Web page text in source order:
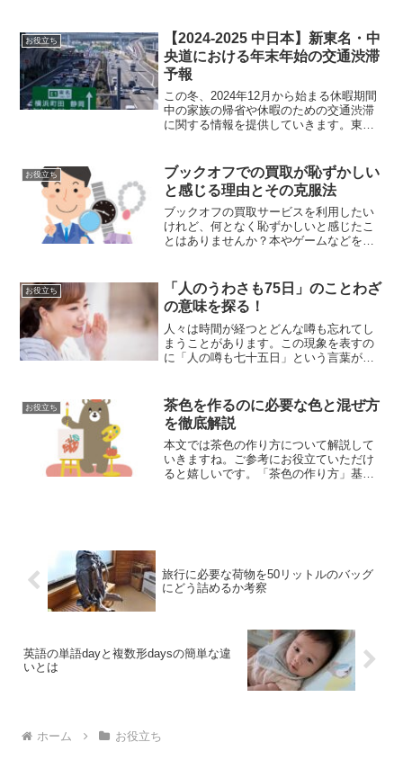
時間を分や秒に変換する必要がある場合
や、特定の秒数を分や時...
お役立ち
【2024-2025 中日本】新東名・中
央道における年末年始の交通渋滞
予報
この冬、2024年12月から始まる休暇期間
中の家族の帰省や休暇のための交通渋滞
に関する情報を提供していきます。東京
を分析し、交通渋滞が予想される主要区
間とその詳細な予測...
お役立ち
ブックオフでの買取が恥ずかしい
と感じる理由とその克服法
ブックオフの買取サービスを利用したい
けれど、何となく恥ずかしいと感じたこ
とはありませんか？本やゲームなどを売
とがあるかもしれません。しかし、事前
準備や工夫をすれば、こう...
お役立ち
「人のうわさも75日」のことわざ
の意味を探る！
人々は時間が経つとどんな噂も忘れてし
まうことがあります。この現象を表すの
に「人の噂も七十五日」という言葉が使
す。この記事では、この言葉の意味やな
ぜ75日間なのかを詳しく説...
お役立ち
茶色を作るのに必要な色と混ぜ方
を徹底解説
本文では茶色の作り方について解説して
いきますね。ご参考にお役立ていただけ
ると嬉しいです。「茶色の作り方」基本
旅行に必要な荷物を50リットルのバッグ
にどう詰めるか考察
英語の単語dayと複数形daysの簡単な違
いとは
ホーム お役立ち